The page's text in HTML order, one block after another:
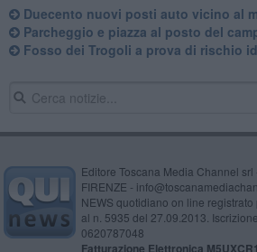
Duecento nuovi posti auto vicino al
Parcheggio e piazza al posto del
Fosso dei Trogoli a prova di rischio
Editore Toscana Media Channel
FIRENZE -
NEWS quotidiano on line
al n. 5935 del 27.09.2013.
0620787048
Fatturazione Elettronica